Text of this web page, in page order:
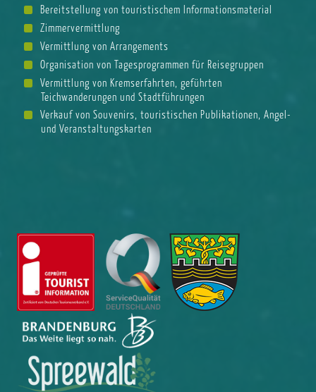
Bereitstellung von touristischem Informationsmaterial
Zimmervermittlung
Vermittlung von Arrangements
Organisation von Tagesprogrammen für Reisegruppen
Vermittlung von Kremserfahrten, geführten
Teichwanderungen und Stadtführungen
Verkauf von Souvenirs, touristischen Publikationen, Angel-
und Veranstaltungskarten